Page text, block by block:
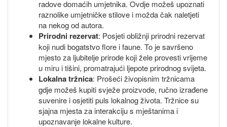
radove domaćih umjetnika. Ovdje možeš upoznati
raznolike umjetničke stilove i možda čak naletjeti
na nekog od autora.
Prirodni rezervat: Posjeti obližnji prirodni rezervat
koji nudi bogatstvo flore i faune. To je savršeno
mjesto za ljubitelje prirode koji žele provesti vrijeme
u miru i tišini, promatrajući ljepote prirodnog svijeta.
Lokalna tržnica: Prošeći živopisnim tržnicama
gdje možeš kupiti svježe proizvode, ručno izrađene
suvenire i osjetiti puls lokalnog života. Tržnice su
sjajna mjesta za interakciju s mještanima i
upoznavanje lokalne kulture.